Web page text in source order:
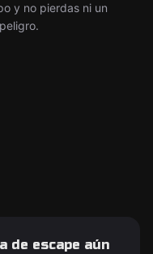
y no pierdas ni un
de escape aún